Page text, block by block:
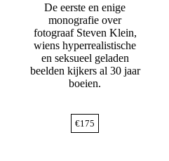
De eerste en enige
monografie over
fotograaf Steven Klein,
wiens hyperrealistische
en seksueel geladen
beelden kijkers al 30 jaar
boeien.
€175